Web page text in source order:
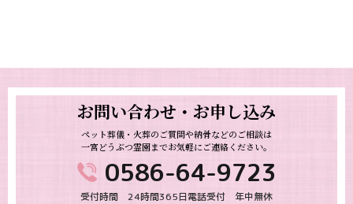
お問い合わせ・お申し込み
ペット葬儀・火葬のご質問や納骨などのご相談は
一宮どうぶつ霊園までお気軽にご連絡ください。
0586-64-9723
受付時間 24時間365日電話受付 年中無休